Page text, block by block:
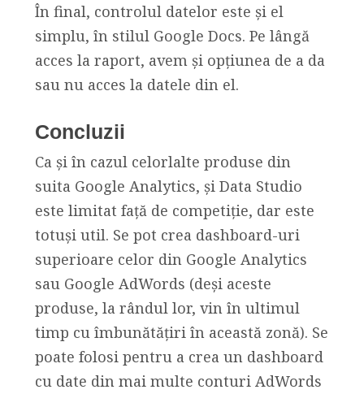
În final, controlul datelor este și el
simplu, în stilul Google Docs. Pe lângă
acces la raport, avem și opțiunea de a da
sau nu acces la datele din el.
Concluzii
Ca și în cazul celorlalte produse din
suita Google Analytics, și Data Studio
este limitat față de competiție, dar este
totuși util. Se pot crea dashboard-uri
superioare celor din Google Analytics
sau Google AdWords (deși aceste
produse, la rândul lor, vin în ultimul
timp cu îmbunătățiri în această zonă). Se
poate folosi pentru a crea un dashboard
cu date din mai multe conturi AdWords